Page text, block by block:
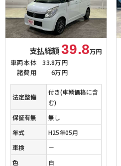
支払総額39.8万円
車両本体
33.8万円
諸費用
6万円
法定整備
付き(車輌価格に含
む)
保証有無
無し
年式
H25年05月
車検
－
色
白